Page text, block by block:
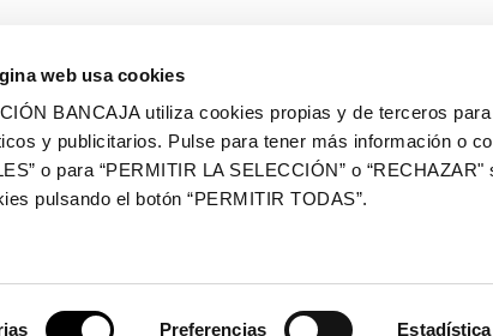
web usa cookies
BANCAJA utiliza cookies propias y de terceros
y publicitarios. Pulse para tener más información o
o para “PERMITIR LA SELECCIÓN” o
pulsando el botón “PERMITIR TODAS”.
Preferencias Estadística
Colección de arte
Solicitud de
colección de
Publicaciones